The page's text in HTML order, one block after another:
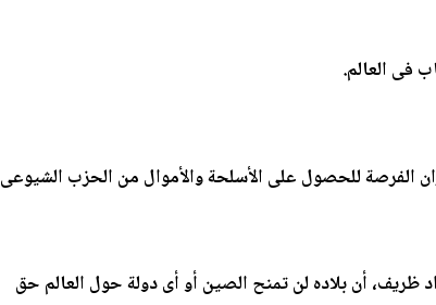
فى العالم.
الفرصة للحصول على الأسلحة والأموال من الحزب الشيوعى
ظريف، أن بلاده لن تمنح الصين أو أى دولة حول العالم حق